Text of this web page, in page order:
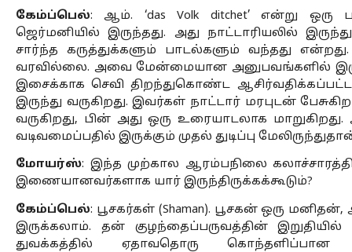
கேம்ப்பெல்: ஆம். ‘das Volk ditchet’ என்று
ஜெர்மனியில் இருந்தது. அது நாட்டாரியலில்
சார்ந்த கருத்துக்களும் பாடல்களும் வந்தது
வரவில்லை. அவை மேன்மையான அனுபவங்களில்
இசைக்காக செவி திறந்துகொண்ட
இருந்து வருகிறது. இவர்கள் நாட்டார் மரபுடன்
வருகிறது, பின் அது ஒரு உரையாடலாக
வடிவமைப்பதில் இருக்கும் முதல் துடிப்பு
மோயர்ஸ்: இந்த முற்கால ஆரம்பநிலை
இணையானவர்களாக யார் இருந்திருக்கக்கூடும்?
கேம்ப்பெல்: பூசகர்கள் (Shaman). பூசகன் ஒரு
இருக்கலாம். தன் குழந்தைப்பருவத்தின் இறுதியில்
துவக்கத்தில் ஏதாவதொரு